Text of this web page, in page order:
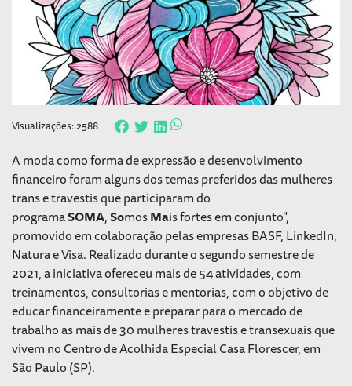
Visualizações: 2588
A moda como forma de expressão e desenvolvimento
financeiro foram alguns dos temas preferidos das mulheres
trans e travestis que participaram do
programaSOMA,SomosMais fortes em conjunto",
promovido em colaboração pelas empresas BASF, LinkedIn,
Natura e Visa. Realizado durante o segundo semestre de
2021, a iniciativa ofereceu mais de 54 atividades, com
treinamentos, consultorias e mentorias, com o objetivo de
educar financeiramente e preparar para o mercado de
trabalho as mais de 30 mulheres travestis e transexuais que
vivem no Centro de Acolhida Especial Casa Florescer, em
São Paulo (SP).